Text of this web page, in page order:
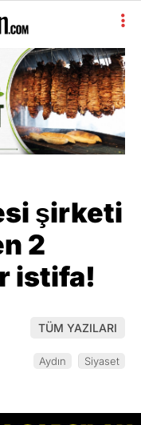
şirketi
2
istifa!
TÜM YAZILARI
Aydın Siyaset